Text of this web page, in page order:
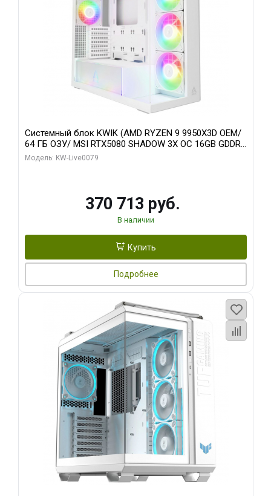
Системный блок KWIK (AMD RYZEN 9 9950X3D OEM/
64 ГБ ОЗУ/ MSI RTX5080 SHADOW 3X OC 16GB GDDR7
256bit 3xDP HDMI/ 960 ГБ SSD)
Модель: KW-Live0079
370 713 руб.
В наличии
Купить
Подробнее